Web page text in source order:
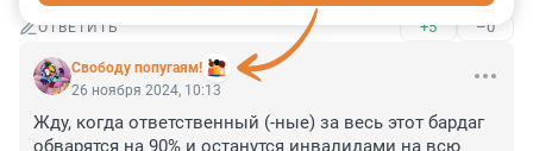
ОТВЕТИТЬ +5 –0
Свободу попугаям!
26 ноября 2024, 10:13
Жду, когда ответственный (-ные) за весь этот бардаг
обварятся на 90% и останутся инвалидами на всю